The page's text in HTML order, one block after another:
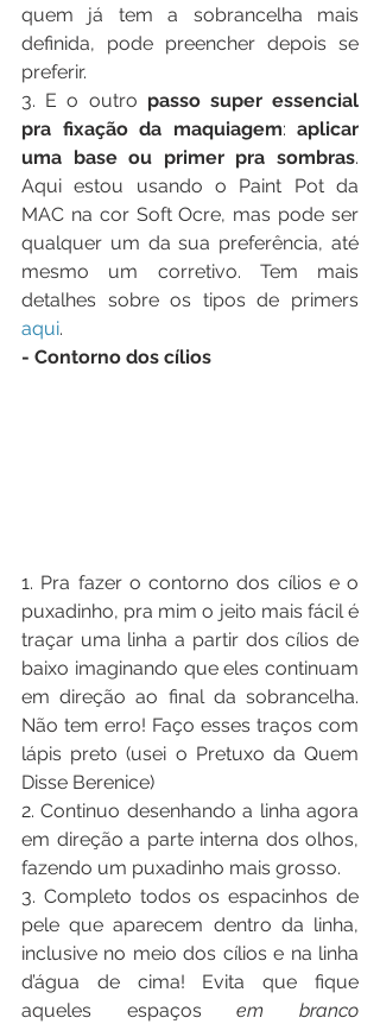
quem já tem a sobrancelha mais
definida, pode preencher depois se
preferir.
3. E o outro passo super essencial
pra fixação da maquiagem: aplicar
uma base ou primer pra sombras.
Aqui estou usando o Paint Pot da
MAC na cor Soft Ocre, mas pode ser
qualquer um da sua preferência, até
mesmo um corretivo. Tem mais
aqui.
- Contorno dos cílios
1. Pra fazer o contorno dos cílios e o
puxadinho, pra mim o jeito mais fácil é
traçar uma linha a partir dos cílios de
baixo imaginando que eles continuam
em direção ao final da sobrancelha.
Não tem erro! Faço esses traços com
lápis preto (usei o Pretuxo da Quem
Disse Berenice)
2. Continuo desenhando a linha agora
em direção a parte interna dos olhos,
fazendo um puxadinho mais grosso.
3. Completo todos os espacinhos de
pele que aparecem dentro da linha,
inclusive no meio dos cílios e na linha
d’água de cima! Evita que fique
aqueles espaços em branco